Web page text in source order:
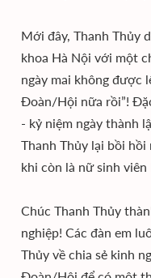
Mới đây, Thanh Thủy
khoa Hà Nội với một
ngày mai không được
Đoàn/Hội nữa rồi”!
- kỷ niệm ngày thành
Thanh Thủy lại bồi
khi còn là nữ sinh viên
Chúc Thanh Thủy
nghiệp! Các đàn em
Thủy về chia sẻ kinh